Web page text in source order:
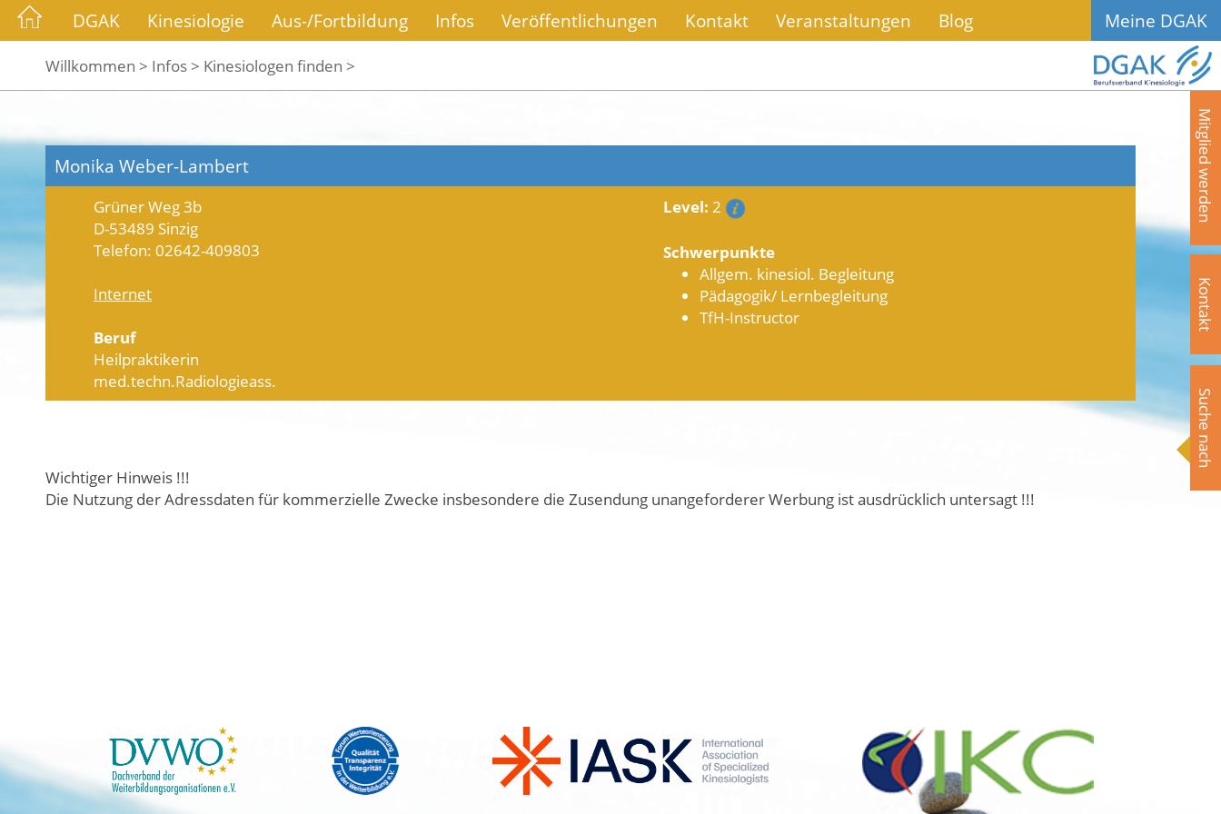
DGAK Kinesiologie Aus-/Fortbildung Infos Veröffentlichungen Kontakt Veranstaltungen Blog Meine DGAK
Willkommen > Infos > Kinesiologen finden >
Mitglied werden
Kontakt
Suche nach
Monika Weber-Lambert
Grüner Weg 3b
D-53489 Sinzig
Telefon: 02642-409803
Internet
Beruf
Heilpraktikerin
med.techn.Radiologieass.
Level: 2
Schwerpunkte
Allgem. kinesiol. Begleitung
Pädagogik/ Lernbegleitung
TfH-Instructor
Wichtiger Hinweis !!!
Die Nutzung der Adressdaten für kommerzielle Zwecke insbesondere die Zusendung unangeforderer Werbung ist ausdrücklich untersagt !!!